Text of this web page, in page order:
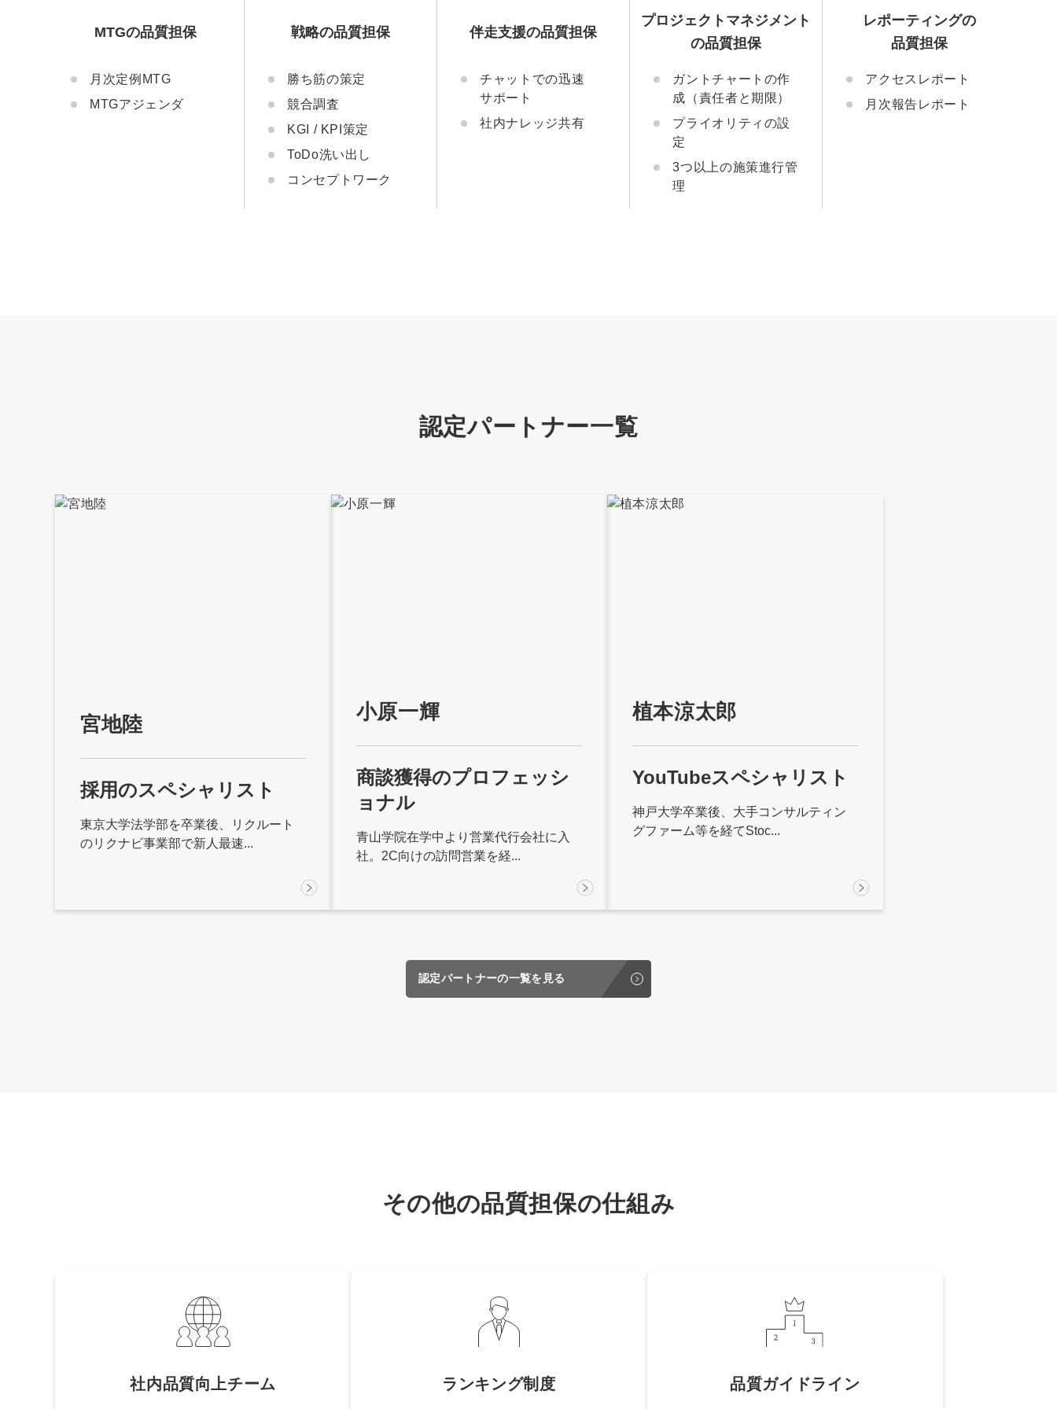
MTGの品質担保
月次定例MTG
MTGアジェンダ
戦略の品質担保
勝ち筋の策定
競合調査
KGI / KPI策定
ToDo洗い出し
コンセプトワーク
伴走支援の品質担保
チャットでの迅速
サポート
社内ナレッジ共有
プロジェクトマネジメント
の品質担保
ガントチャートの作
成（責任者と期限）
プライオリティの設
定
3つ以上の施策進行管
理
レポーティングの
品質担保
アクセスレポート
月次報告レポート
認定パートナー一覧
宮地陸
採用のスペシャリスト
東京大学法学部を卒業後、リクルート
のリクナビ事業部で新人最速...
小原一輝
商談獲得のプロフェッシ
ョナル
青山学院在学中より営業代行会社に入
社。2C向けの訪問営業を経...
植本涼太郎
YouTubeスペシャリスト
神戸大学卒業後、大手コンサルティン
グファーム等を経てStoc...
認定パートナーの一覧を見る
その他の品質担保の仕組み
社内品質向上チーム ランキング制度 品質ガイドライン